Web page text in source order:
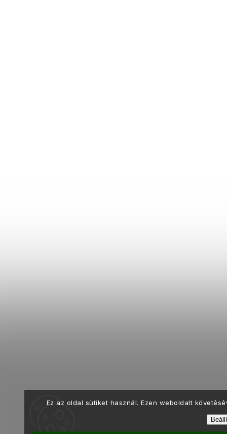
Ez az oldal sütiket használ. Ezen weboldalt